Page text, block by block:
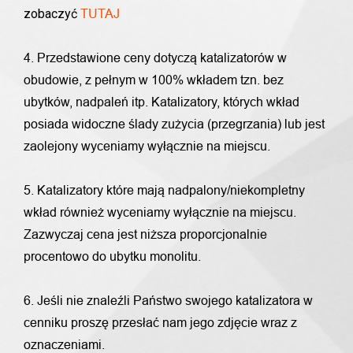
zobaczyć TUTAJ
4. Przedstawione ceny dotyczą katalizatorów w
obudowie, z pełnym w 100% wkładem tzn. bez
ubytków, nadpaleń itp. Katalizatory, których wkład
posiada widoczne ślady zużycia (przegrzania) lub jest
zaolejony wyceniamy wyłącznie na miejscu.
5. Katalizatory które mają nadpalony/niekompletny
wkład również wyceniamy wyłącznie na miejscu.
Zazwyczaj cena jest niższa proporcjonalnie
procentowo do ubytku monolitu.
6. Jeśli nie znaleźli Państwo swojego katalizatora w
cenniku proszę przesłać nam jego zdjęcie wraz z
oznaczeniami.